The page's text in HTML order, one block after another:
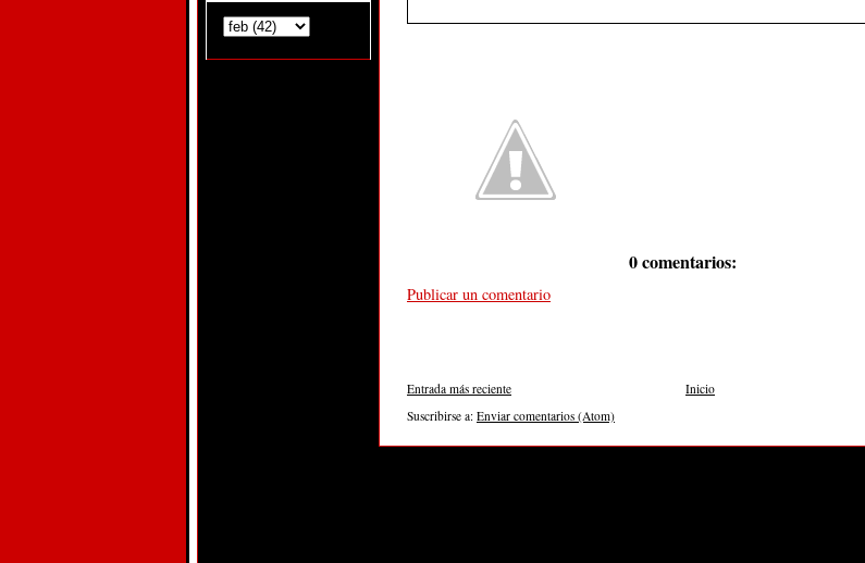
0 comentarios:
Publicar un comentario
Entrada más reciente
Inicio
Suscribirse a: Enviar comentarios (Atom)